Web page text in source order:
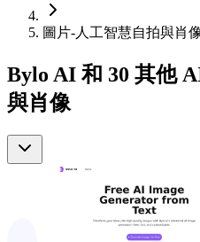
圖片-人工智慧自拍與肖
Bylo AI 和 30 其他
與肖像